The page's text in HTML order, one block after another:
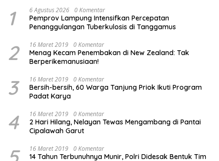
1 6 Agustus 2026 0 Komentar
Pemprov Lampung Intensifkan Percepatan
Penanggulangan Tuberkulosis di Tanggamus
2 16 Maret 2019 0 Komentar
Menag Kecam Penembakan di New Zealand: Tak
Berperikemanusiaan!
3 16 Maret 2019 0 Komentar
Bersih-bersih, 60 Warga Tanjung Priok Ikuti Program
Padat Karya
4 16 Maret 2019 0 Komentar
2 Hari Hilang, Nelayan Tewas Mengambang di Pantai
Cipalawah Garut
16 Maret 2019 0 Komentar
14 Tahun Terbunuhnya Munir, Polri Didesak Bentuk Tim